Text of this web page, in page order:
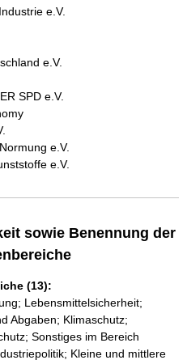
e.V.
e.V.
SPD e.V.
e.V.
e.V.
sowie Benennung der
(13):
Lebensmittelsicherheit;
Abgaben; Klimaschutz;
Sonstiges im Bereich
Kleine und mittlere